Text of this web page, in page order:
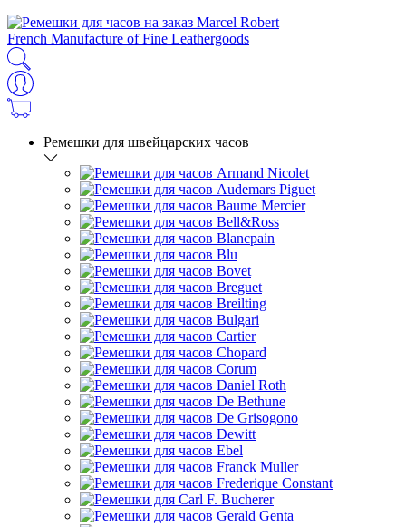
French Manufacture of Fine Leathergoods
Ремешки для швейцарских часов